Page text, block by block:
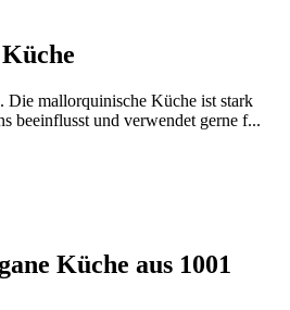
Die mallorquinische Küche ist stark
beeinflusst und verwendet gerne f...
Küche aus 1001